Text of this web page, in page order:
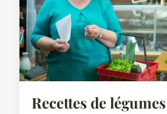
Recettes de